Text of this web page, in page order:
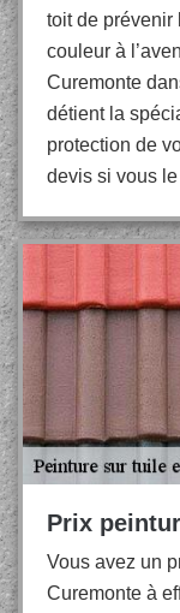
toit de prévenir
couleur à
Curemonte
détient la
protection de
devis si vous
Prix
Vous avez un
Curemonte à